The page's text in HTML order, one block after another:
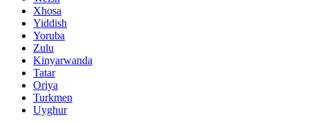
Xhosa
Yiddish
Yoruba
Zulu
Kinyarwanda
Tatar
Oriya
Turkmen
Uyghur